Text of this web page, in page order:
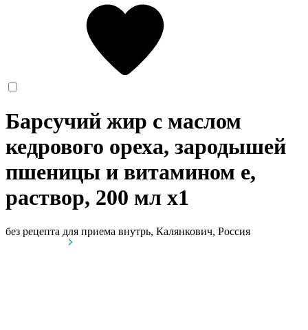
Барсучий жир с маслом
кедрового ореха, зародышей
пшеницы и витамином е,
раствор, 200 мл x1
без рецепта для приема внутрь, Калянкович, Россия